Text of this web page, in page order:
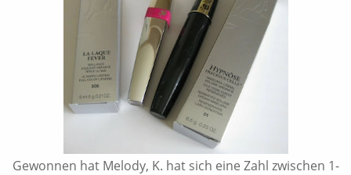
Gewonnen hat Melody, K. hat sich eine Zahl zwischen 1-